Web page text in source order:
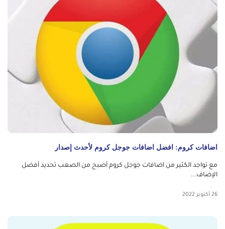
اضافات كروم: افضل اضافات جوجل كروم لأحدث إصدار
مع تواجد الكثير من اضافات جوجل كروم أصبح من الصعب تحديد أفضل
الإضاف...
26 أكتوبر 2022